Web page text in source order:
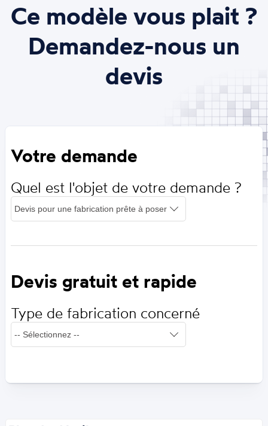
Ce modèle vous plait ?
Demandez-nous un
devis
Votre demande
Quel est l'objet de votre demande ?
Devis gratuit et rapide
Type de fabrication concerné